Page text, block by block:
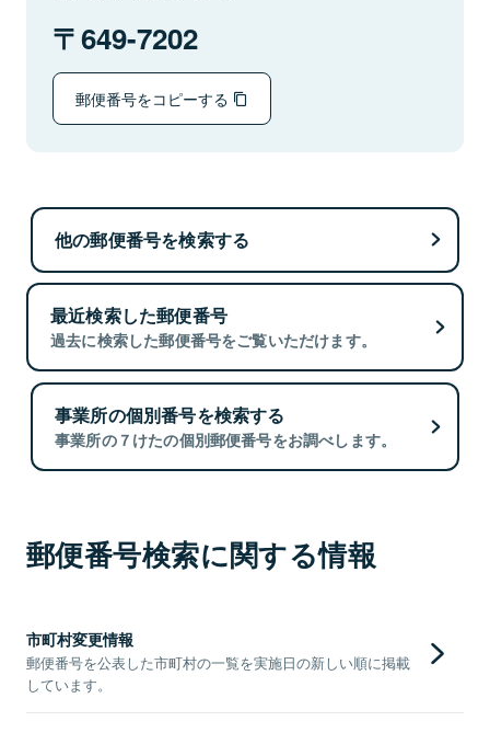
649-7202
郵便番号をコピーする
他の郵便番号を検索する
最近検索した郵便番号
過去に検索した郵便番号をご覧いただけます。
事業所の個別番号を検索する
事業所の７けたの個別郵便番号をお調べします。
郵便番号検索に関する情報
市町村変更情報
郵便番号を公表した市町村の一覧を実施日の新しい順に掲載
しています。